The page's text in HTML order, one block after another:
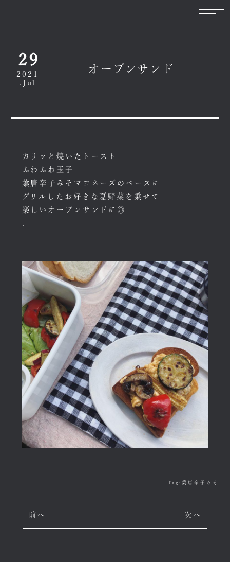
29
2021
.Jul
オープンサンド
カリッと焼いたトースト
ふわふわ玉子
葉唐辛子みそマヨネーズのベースに
グリルしたお好きな夏野菜を乗せて
楽しいオープンサンドに◎
.
Tag:葉唐辛子みそ
前へ 次へ